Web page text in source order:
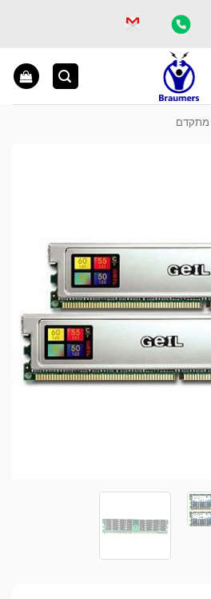
מתקדם